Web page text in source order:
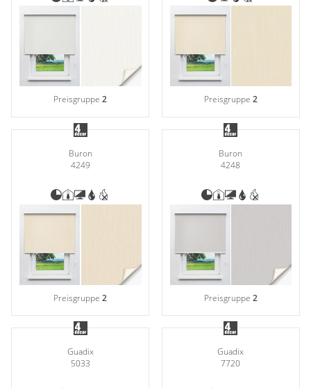
Preisgruppe2 Preisgruppe 2
Buron
4249
Preisgruppe2
Buron
4248
Preisgruppe 2
Guadix
5033
Guadix
7720